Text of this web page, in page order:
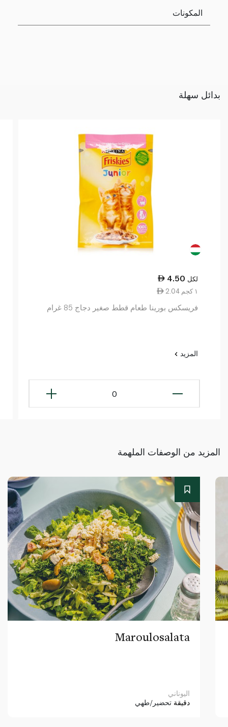
المكونات
بدائل سهلة
4.50 لكل
2.04 ١ كجم
فريسكس بورينا طعام قطط صغير دجاج 85 غرام
المزيد
0
المزيد من الوصفات الملهمة
Maroulosalata
اليوناني
دقيقة تحضير/طهي